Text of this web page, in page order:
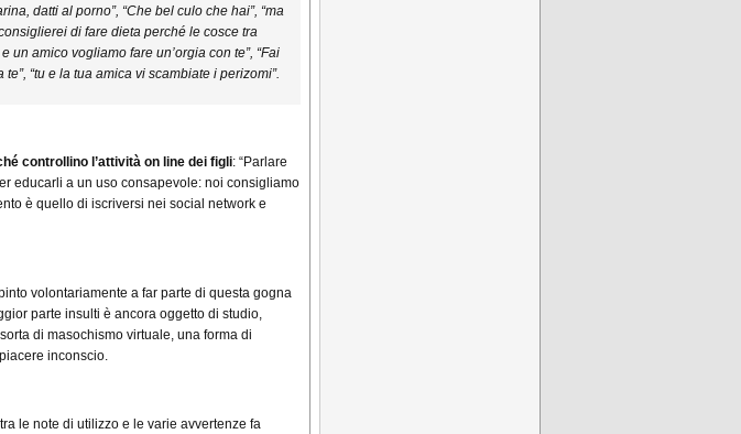
datti al porno”, “Che bel culo che hai”, “ma
di fare dieta perché le cosce tra
un amico vogliamo fare un’orgia con te”, “Fai
“tu e la tua amica vi scambiate i perizomi”.
controllino l’attività on line dei figli: “Parlare
educarli a un uso consapevole: noi consigliamo
è quello di iscriversi nei social network e
volontariamente a far parte di questa gogna
parte insulti è ancora oggetto di studio,
di masochismo virtuale, una forma di
inconscio.
le note di utilizzo e le varie avvertenze fa